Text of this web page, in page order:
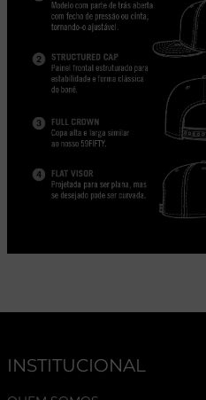
INSTITUCIONAL